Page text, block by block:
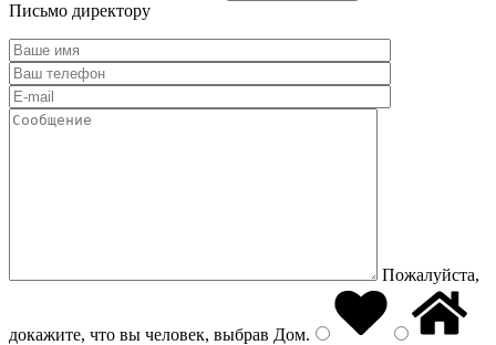
Письмо директору
Пожалуйста,
докажите, что вы человек, выбрав Дом.